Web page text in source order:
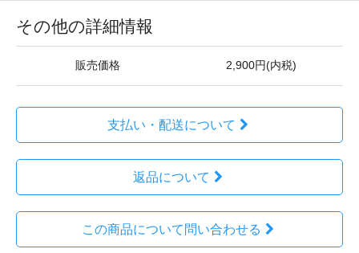
その他の詳細情報
販売価格 2,900円(内税)
支払い・配送について
返品について
この商品について問い合わせる